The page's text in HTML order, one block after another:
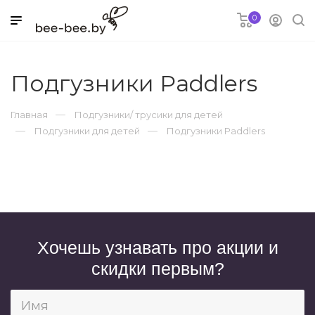
для детей
0
Подгузники Paddlers
Главная
Подгузники/ трусики для детей
Подгузники для детей
Подгузники Paddlers
Хочешь узнавать про акции и
скидки первым?